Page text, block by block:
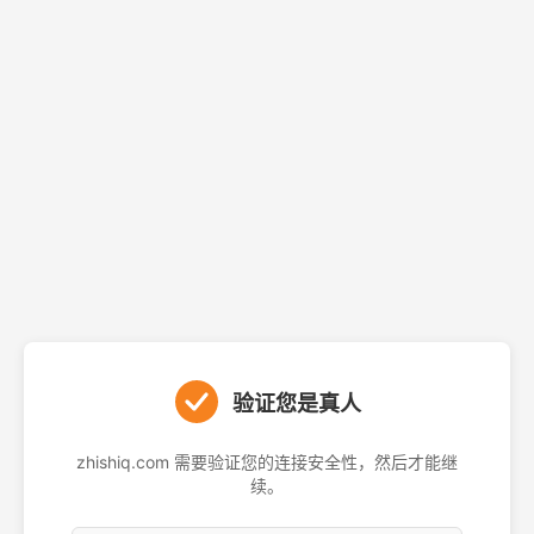
验证您是真人
zhishiq.com 需要验证您的连接安全性，然后才能继
续。